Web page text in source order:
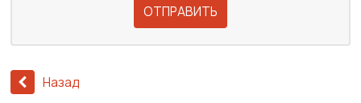
ОТПРАВИТЬ
Назад